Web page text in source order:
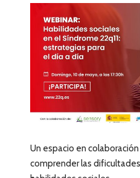
Un espacio en
comprender las